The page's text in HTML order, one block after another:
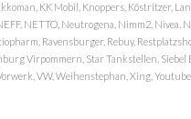
KK Mobil, Knoppers, Köstritzer,
NETTO, Neutrogena, Nimm2, Nivea,
Ravensburger, Rebuy,
Virpommern, Star Tankstellen, Siebel
VW, Weihenstephan, Xing,